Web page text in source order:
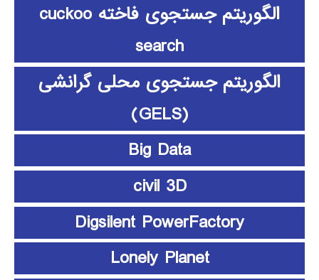
الگوریتم جستجوی فاخته cuckoo
search
الگوریتم جستجوی محلی گرانشی
(GELS)
Big Data
civil 3D
Digsilent PowerFactory
Lonely Planet